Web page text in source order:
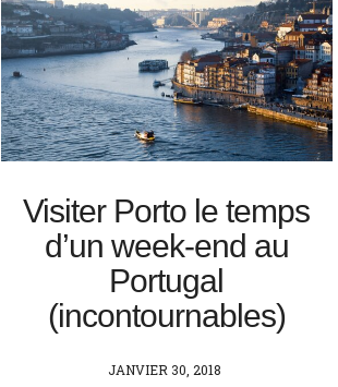
Visiter Porto le temps
d’un week-end au
Portugal
(incontournables)
POSTED
JANVIER 30, 2018